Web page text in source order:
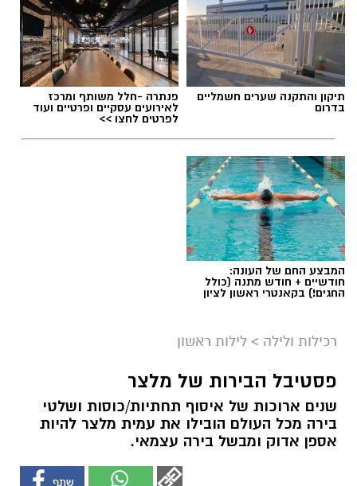
תיקון והתקנה שערים חשמליים
בדרום
פנתרה -חלל משותף ומרכז
לאירועים עסקיים ופרטיים ועוד
לפרטים לחצו >>
המבצע החם של העונה:
חודשיים + חודש מתנה (כולל
החגים!) בקאנטרי ראשון לציון
רכילות ולילה > לילות ראשון
פסטיבל הבירות של מלצר
שנים ארוכות של איסוף תחתיות/כוסות ושלטי
בירה מכל העולם הובילו את עמית מלצר להיות
אספן אדוק ומבשל בירה עצמאי.